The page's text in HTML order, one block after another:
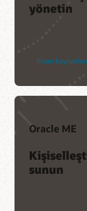
yönetin
İnsan
Oracle ME
sunun